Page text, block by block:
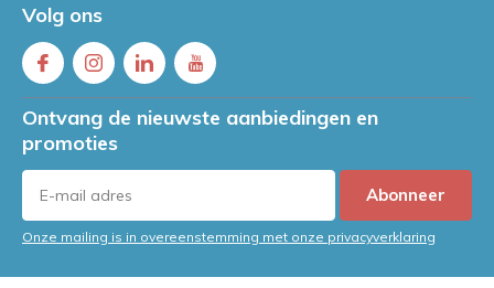
Volg ons
Ontvang de nieuwste aanbiedingen en
promoties
Abonneer
Onze mailing is in overeenstemming met onze privacyverklaring